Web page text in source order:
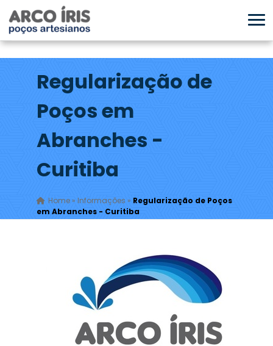
Regularização de
Poços em
Abranches -
Curitiba
Home» Informações » Regularização de Poços
em Abranches - Curitiba